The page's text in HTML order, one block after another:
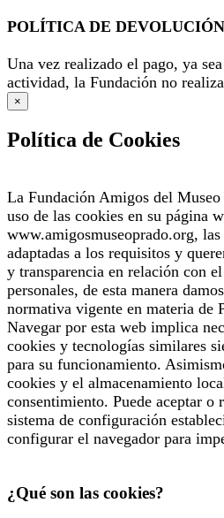
POLÍTICA DE DEVOLUCIÓN
Una vez realizado el pago, ya
actividad, la Fundación no
×
Política de Cookies
La Fundación Amigos del
uso de las cookies en su página
www.amigosmuseoprado.org,
adaptadas a los requisitos y
y transparencia en relación con
personales, de esta manera
normativa vigente en materia de
Navegar por esta web implica
cookies y tecnologías similares
para su funcionamiento.
cookies y el almacenamiento
consentimiento. Puede aceptar o
sistema de configuración
configurar el navegador para
¿Qué son las cookies?